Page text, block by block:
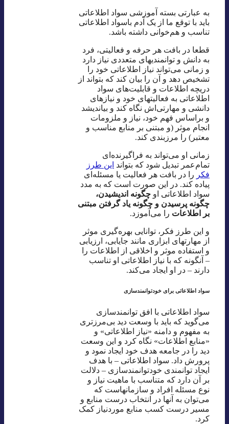
به عبارتی بسته آموزشی سواد اطلاعاتی
باید با توقع ما از یک آدم باسواد اطلاعاتی
تناسب و هم‌خوانی داشته باشد.
قطعا در بافت هر حرفه و فعالیتی، فرد
به دانش و توانمندیهای متعددی نیاز دارد
و زمانی می‌تواند نیاز اطلاعاتی خود را
تشخیص دهد و آن را بیان کند که بتواند از
دریچه اطلاعات و قابلیت‌های سواد
اطلاعاتی به فعالیتهای خود و نیازهای
دانشی و مهارتی‌اش نگاه کند و بیاندیشد
و براساس فهم خود، نیاز و ملزومات
انجام موثر (و مبتنی بر منابع مناسب و
معتبر) را مرزبندی کند.
زمانی او می‌تواند به فراگیرنده‌ای
تمام‌عمر تبدیل شود که بتواند این طرز
فکر را در بافت هر فعالیت یا مسئله‌ای
پیاده کند. در این صورت است که به مدد
سواد اطلاعاتی او چگونه اندیشیدن،
چگونه پرسیدن و چگونه یاد گرفتن مبتنی
بر اطلاعات را می‌آموزد.
و این طرز فکر، توانایی بهره‌گیری موثر
از مهارتهای ابزاری مانند جایابی، ارزیابی
و استفاده موثر و اخلاقی از اطلاعات را
– آنگونه که با نیاز اطلاعاتی او تناسب
دارند – در او ایجاد می‌کند.
سواد اطلاعاتی برای خودتوانمندسازی
سواد اطلاعاتی با افق توانمندسازی
می‌گوید که باید با وسعت دید بی‌مرزتری
به مفهوم و دامنه «نیاز اطلاعاتی» و
«منابع اطلاعات» نگاه کرد و این وسعت
دید را در جامعه هدف خود ایجاد نمود و
پرورش داد. سواد اطلاعاتی – با هدف
ایجاد توانمندی خودتوانمندسازی – دلالت
بر آن دارد که متناسب با ماهیت نیاز و
نوع مسئله افراد و سازمانهاست که
می‌توان به آنها در انتخاب درست منابع و
مسیر درست کسب منابع موردنیاز کمک
کرد.